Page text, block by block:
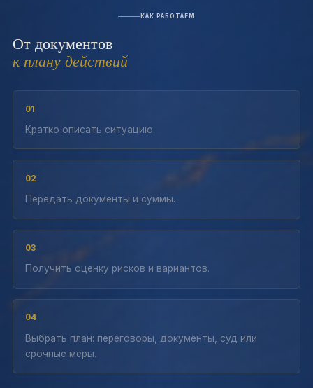
КАК РАБОТАЕМ
От документов
к плану действий
01
Кратко описать ситуацию.
02
Передать документы и суммы.
03
Получить оценку рисков и вариантов.
04
Выбрать план: переговоры, документы, суд или
срочные меры.